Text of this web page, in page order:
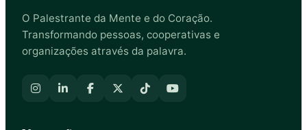
O Palestrante da Mente e do Coração.
Transformando pessoas, cooperativas e
organizações através da palavra.